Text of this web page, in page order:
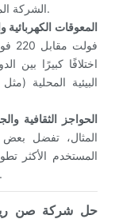
الشركة المصنعة توثيقًا دقيقًا وقدرات على تكييف التصميم.
المعوقات الكهربائية
اختلافًا كبيرًا بين
البيئية المحلية
الحواجز الثقافية
المثال، تفضل
المستخدم الأكثر
التصاميم الجمالية البسيطة ذات الطابع الصناعي.
حل شركة صن ريد: